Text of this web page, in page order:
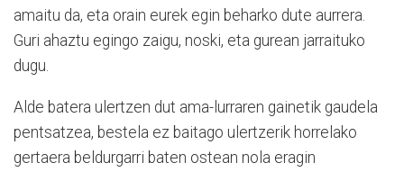
amaitu da, eta orain eurek egin beharko dute aurrera.
Guri ahaztu egingo zaigu, noski, eta gurean jarraituko
dugu.
Alde batera ulertzen dut ama-lurraren gainetik gaudela
pentsatzea, bestela ez baitago ulertzerik horrelako
gertaera beldurgarri baten ostean nola eragin